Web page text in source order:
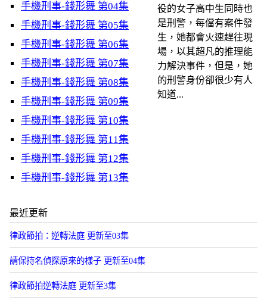
手機刑事-錢形舞 第04集
手機刑事-錢形舞 第05集
手機刑事-錢形舞 第06集
手機刑事-錢形舞 第07集
手機刑事-錢形舞 第08集
手機刑事-錢形舞 第09集
手機刑事-錢形舞 第10集
手機刑事-錢形舞 第11集
手機刑事-錢形舞 第12集
手機刑事-錢形舞 第13集
役的女子高中生同時也
是刑警，每儅有案件發
生，她都會火速趕往現
場，以其超凡的推理能
力解決事件，但是，她
的刑警身份卻很少有人
知道...
最近更新
律政節拍：逆轉法庭 更新至03集
請保持名偵探原來的樣子 更新至04集
律政節拍逆轉法庭 更新至3集